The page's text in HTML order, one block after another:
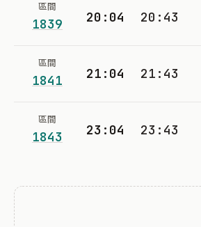
區間
1839 20:04 20:43
區間
1841 21:04 21:43
區間
1843 23:04 23:43